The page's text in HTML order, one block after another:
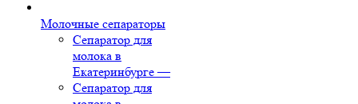
Молочные сепараторы
Сепаратор для
молока в
Екатеринбурге —
Сепаратор для